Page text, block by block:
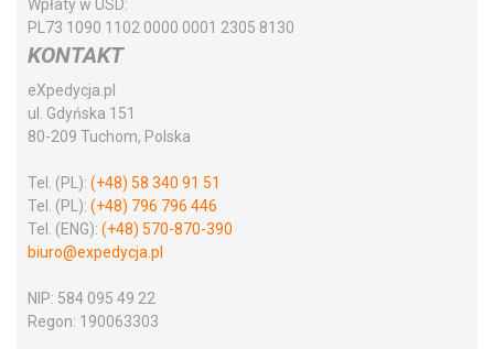
Wpłaty w USD:
PL73 1090 1102 0000 0001 2305 8130
KONTAKT
eXpedycja.pl
ul. Gdyńska 151
80-209 Tuchom, Polska
Tel. (PL): (+48) 58 340 91 51
Tel. (PL): (+48) 796 796 446
Tel. (ENG): (+48) 570-870-390
biuro@expedycja.pl
NIP: 584 095 49 22
Regon: 190063303